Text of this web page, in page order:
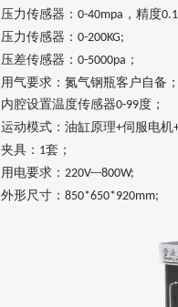
压力传感器： 0-40mpa ，精度
压力传感器： 0-200KG;
压差传感器： 0-5000pa ；
用气要求：氮气钢瓶客户自备；
内腔设置温度传感器0-99度；
运动模式：油缸原理+伺服电机
夹具： 1套；
用电要求： 220V---800W;
外形尺寸： 850*650*920mm;